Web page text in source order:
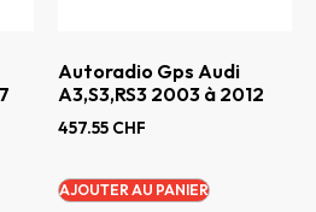
Autoradio Gps Audi
A3,S3,RS3 2003 à 2012
457.55 CHF
AJOUTER AU PANIER